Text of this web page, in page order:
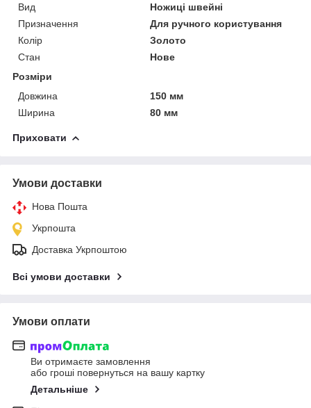
Вид
Ножиці швейні
Призначення
Для ручного користування
Колір
Золото
Стан
Нове
Розміри
Довжина
150 мм
Ширина
80 мм
Приховати
Умови доставки
Нова Пошта
Укрпошта
Доставка Укрпоштою
Всі умови доставки
Умови оплати
Ви отримаєте замовлення
або гроші повернуться на вашу картку
Детальніше